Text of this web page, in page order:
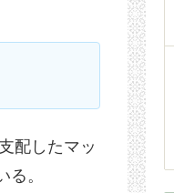
配したマッ
。